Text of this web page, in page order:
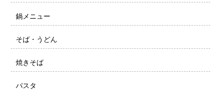
鍋メニュー
そば・うどん
焼きそば
パスタ